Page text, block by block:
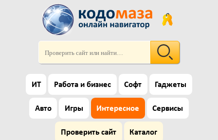
ИТ Работа и бизнес Софт Гаджеты
Авто Игры Интересное Сервисы
Проверить сайт Каталог